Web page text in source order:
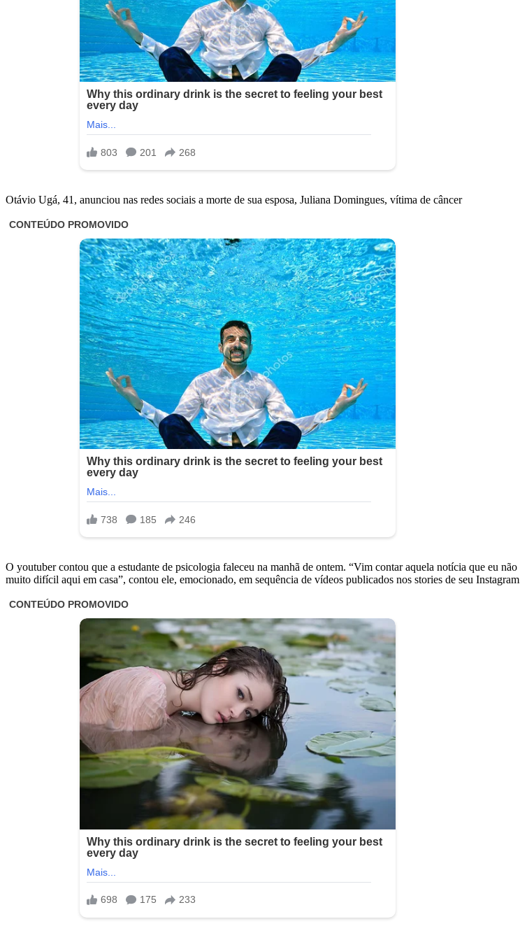
Otávio Ugá, 41, anunciou nas redes sociais a morte de sua esposa, Juliana Domingues, vítima de câncer
O youtuber contou que a estudante de psicologia faleceu na manhã de ontem. “Vim contar aquela notícia que eu
muito difícil aqui em casa”, contou ele, emocionado, em sequência de vídeos publicados nos stories de seu